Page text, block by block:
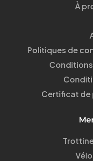
À
Politiques de
Certificat de